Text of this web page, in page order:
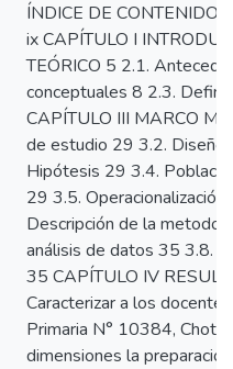
ÍNDICE DE
ix CAPÍTULO I
TEÓRICO 5 2.1.
conceptuales 8 2.3.
CAPÍTULO III MARCO
de estudio 29 3.2. Diseño
Hipótesis 29 3.4.
29 3.5.
Descripción de la
análisis de datos 35 3.8.
35 CAPÍTULO IV
Caracterizar a los
Primaria N° 10384,
dimensiones la